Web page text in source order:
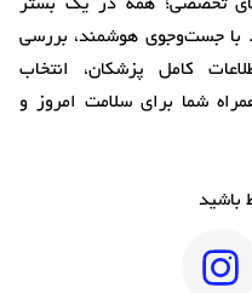
تخصصی؛ همه در یک بستر
با جست‌وجوی هوشمند، بررسی
کامل پزشکان، انتخاب
شما برای سلامت امروز و
باشید